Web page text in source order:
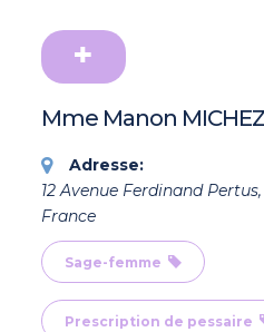
Mme Manon
Adresse:
12 Avenue Ferdinand
France
Sage-femme
Prescription de pessaire